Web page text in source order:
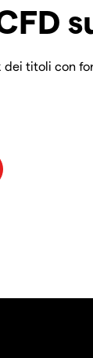
dei titoli con